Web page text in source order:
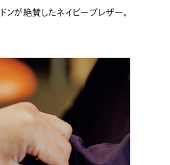
ンが絶賛したネイビーブレザー。